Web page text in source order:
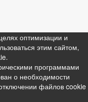
оптимизации и
этим сайтом,
программами
о необходимости
файлов cookie